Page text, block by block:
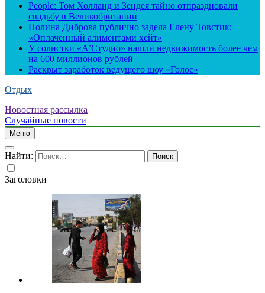
People: Том Холланд и Зендея тайно отпраздновали
свадьбу в Великобритании
Полина Диброва публично задела Елену Товстик:
«Оплаченный алиментами хейт»
У солистки «А’Студио» нашли недвижимость более чем
на 600 миллионов рублей
Раскрыт заработок ведущего шоу «Голос»
Отдых
Новостная рассылка
Случайные новости
Меню
Найти:
Заголовки